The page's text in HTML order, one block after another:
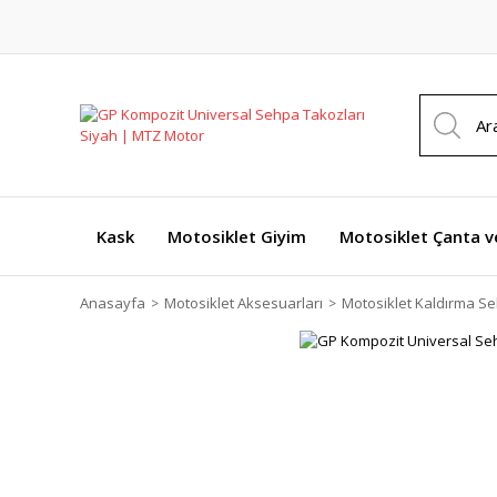
Kask Motosiklet Giyim Motosiklet Çanta
Anasayfa Motosiklet Aksesuarları Motosiklet Kaldırma